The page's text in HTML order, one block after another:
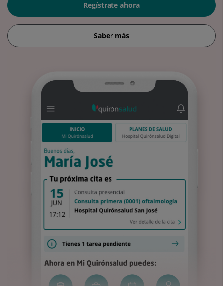
Regístrate ahora
Saber más